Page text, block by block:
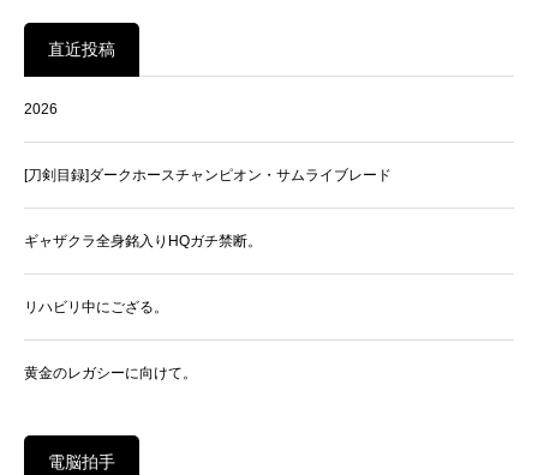
直近投稿
2026
[刀剣目録]ダークホースチャンピオン・サムライブレード
ギャザクラ全身銘入りHQガチ禁断。
リハビリ中にござる。
黄金のレガシーに向けて。
電脳拍手